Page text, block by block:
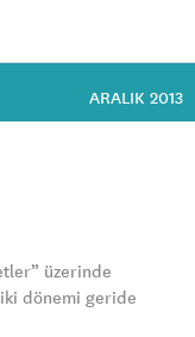
ARALIK 2013
üzerinde
dönemi geride